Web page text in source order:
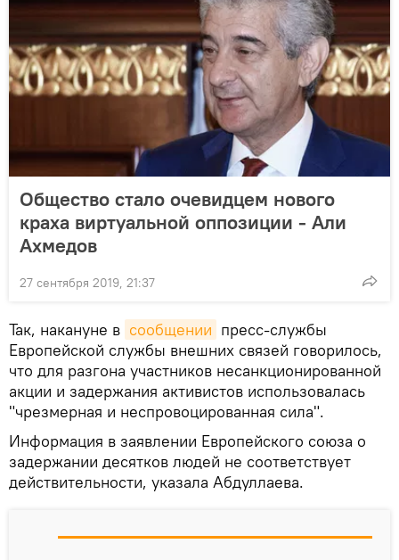
Общество стало очевидцем нового
краха виртуальной оппозиции - Али
Ахмедов
27 сентября 2019, 21:37
Так, накануне в сообщении пресс-службы
Европейской службы внешних связей говорилось,
что для разгона участников несанкционированной
акции и задержания активистов использовалась
"чрезмерная и неспровоцированная сила".
Информация в заявлении Европейского союза о
задержании десятков людей не соответствует
действительности, указала Абдуллаева.